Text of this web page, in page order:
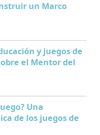
un Marco
y juegos de
el Mentor del
Una
de los juegos de